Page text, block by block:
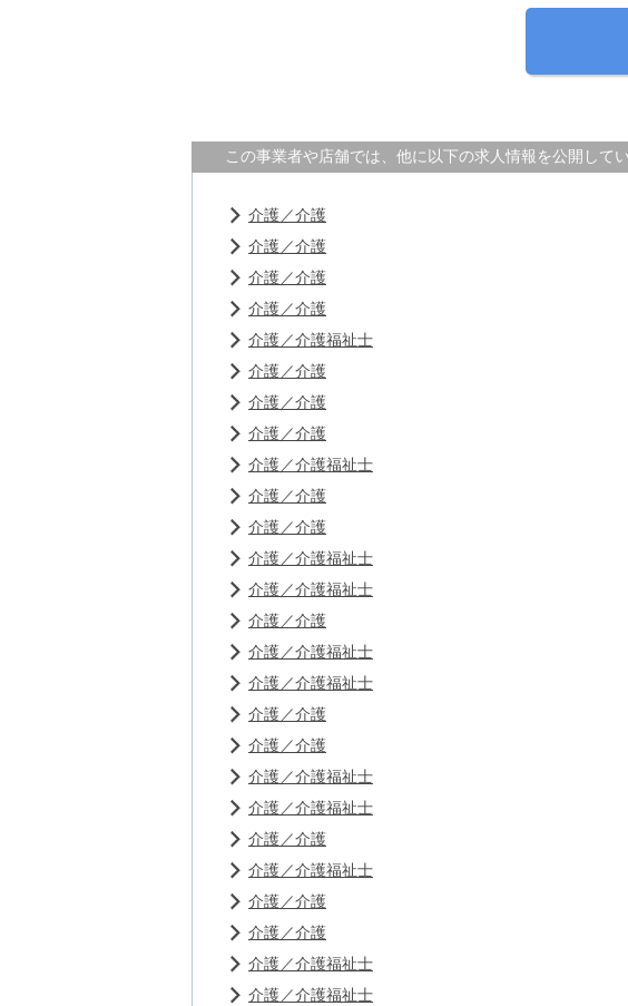
この事業者や店舗では、他に以下の求人情報を公開してい
介護／介護
介護／介護
介護／介護
介護／介護
介護／介護福祉士
介護／介護
介護／介護
介護／介護
介護／介護福祉士
介護／介護
介護／介護
介護／介護福祉士
介護／介護福祉士
介護／介護
介護／介護福祉士
介護／介護福祉士
介護／介護
介護／介護
介護／介護福祉士
介護／介護福祉士
介護／介護
介護／介護福祉士
介護／介護
介護／介護
介護／介護福祉士
介護／介護福祉士